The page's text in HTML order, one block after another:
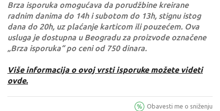
Brza isporuka omogućava da porudžbine kreirane
radnim danima do 14h i subotom do 13h, stignu istog
dana do 20h, uz plaćanje karticom ili pouzećem. Ova
usluga je dostupna u Beogradu za proizvode označene
„Brza isporuka“ po ceni od 750 dinara.
Više informacija o ovoj vrsti isporuke možete videti
ovde.
Obavesti me o sniženju